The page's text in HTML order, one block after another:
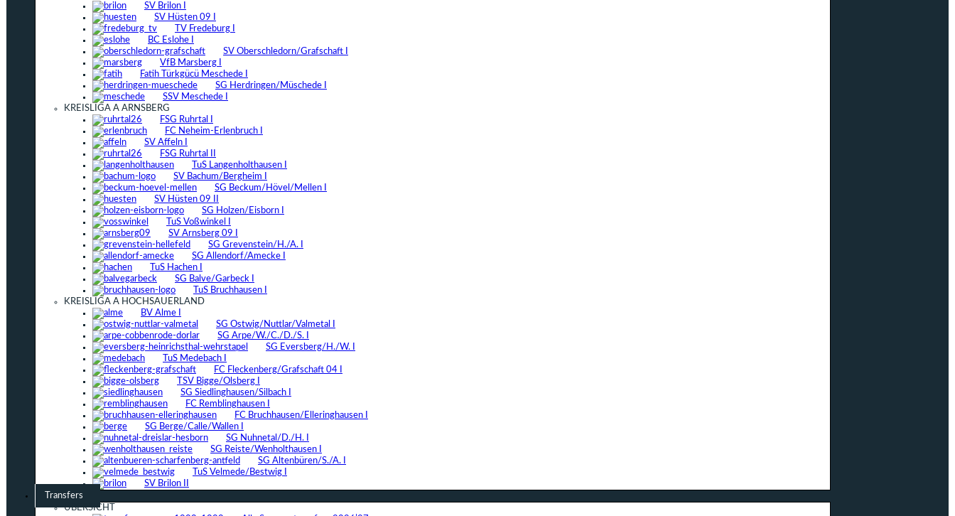
SV Brilon I
SV Hüsten 09 I
TV Fredeburg I
BC Eslohe I
SV Oberschledorn/Grafschaft I
VfB Marsberg I
Fatih Türkgücü Meschede I
SG Herdringen/Müschede I
SSV Meschede I
KREISLIGA A ARNSBERG
FSG Ruhrtal I
FC Neheim-Erlenbruch I
SV Affeln I
FSG Ruhrtal II
TuS Langenholthausen I
SV Bachum/Bergheim I
SG Beckum/Hövel/Mellen I
SV Hüsten 09 II
SG Holzen/Eisborn I
TuS Voßwinkel I
SV Arnsberg 09 I
SG Grevenstein/H./A. I
SG Allendorf/Amecke I
TuS Hachen I
SG Balve/Garbeck I
TuS Bruchhausen I
KREISLIGA A HOCHSAUERLAND
BV Alme I
SG Ostwig/Nuttlar/Valmetal I
SG Arpe/W./C./D./S. I
SG Eversberg/H./W. I
TuS Medebach I
FC Fleckenberg/Grafschaft 04 I
TSV Bigge/Olsberg I
SG Siedlinghausen/Silbach I
FC Remblinghausen I
FC Bruchhausen/Elleringhausen I
SG Berge/Calle/Wallen I
SG Nuhnetal/D./H. I
SG Reiste/Wenholthausen I
SG Altenbüren/S./A. I
TuS Velmede/Bestwig I
SV Brilon II
Transfers
ÜBERSICHT